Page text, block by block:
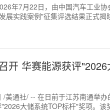
年7月22日，由中国汽车工业
展实践案例"征集评选结果正式揭
开 华赛能源获评
美通社/ -- 在日前于江苏南通举
大储系统TOP标杆"奖项。该